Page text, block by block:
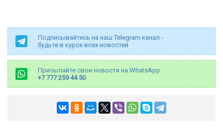
Подписывайтесь на наш Telegram канал -
будьте в курсе всех новостей
Присылайте свои новости на WhatsApp
+7 777 259 44 50